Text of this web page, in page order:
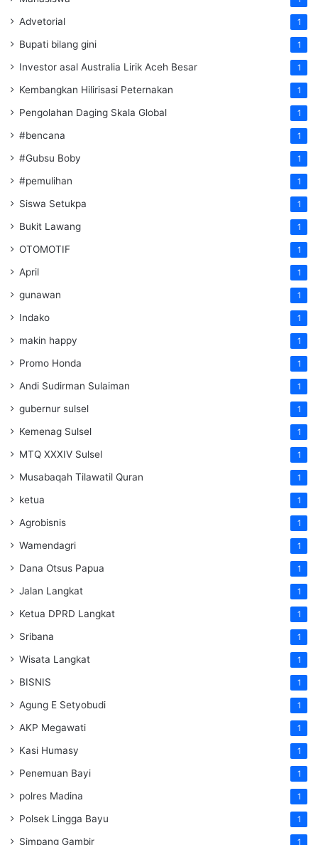
Advetorial 1
Bupati bilang gini 1
Investor asal Australia Lirik Aceh Besar 1
Kembangkan Hilirisasi Peternakan 1
Pengolahan Daging Skala Global 1
#bencana 1
#Gubsu Boby 1
#pemulihan 1
Siswa Setukpa 1
Bukit Lawang 1
OTOMOTIF 1
April 1
gunawan 1
Indako 1
makin happy 1
Promo Honda 1
Andi Sudirman Sulaiman 1
gubernur sulsel 1
Kemenag Sulsel 1
MTQ XXXIV Sulsel 1
Musabaqah Tilawatil Quran 1
ketua 1
Agrobisnis 1
Wamendagri 1
Dana Otsus Papua 1
Jalan Langkat 1
Ketua DPRD Langkat 1
Sribana 1
Wisata Langkat 1
BISNIS 1
Agung E Setyobudi 1
AKP Megawati 1
Kasi Humasy 1
Penemuan Bayi 1
polres Madina 1
Polsek Lingga Bayu 1
Simpang Gambir 1